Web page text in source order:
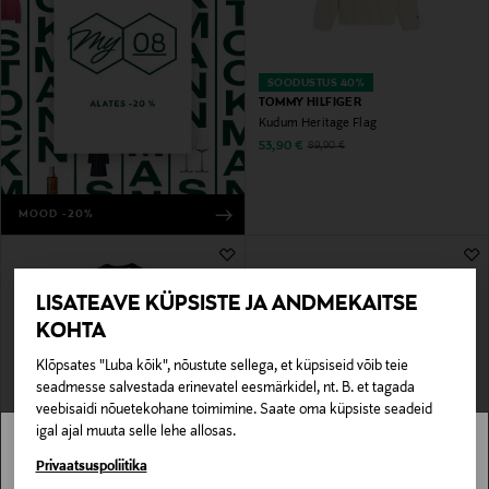
LISATEAVE KÜPSISTE JA ANDMEKAITSE
KOHTA
Klõpsates "Luba kõik", nõustute sellega, et küpsiseid võib teie
seadmesse salvestada erinevatel eesmärkidel, nt. B. et tagada
veebisaidi nõuetekohane toimimine. Saate oma küpsiste seadeid
igal ajal muuta selle lehe allosas.
Privaatsuspoliitika
MOOD -20%
SOODUSTUS 40%
TOMMY HILFIGER
Kudum Heritage Flag
Discounted Price
53,90 € Original Price
89,90 €
GANTStockmann pole Sinu riigis saadaval.